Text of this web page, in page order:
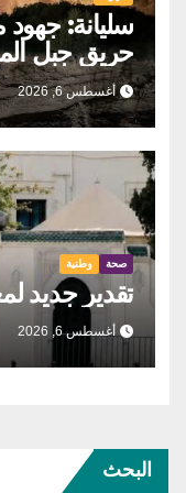
سليانة:
حريق جبل
أغسطس 6, 2026
صحة وطنية
تقدير جديد
أغسطس 6, 2026
البحث